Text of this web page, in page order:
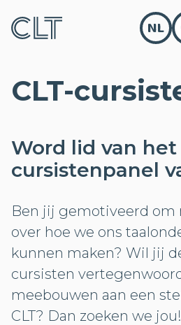
NL
CLT-
Word lid van het
cursistenpanel
Ben jij gemotiveerd om
over hoe we ons
kunnen maken? Wil jij
cursisten
meebouwen aan een
CLT? Dan zoeken we jou!